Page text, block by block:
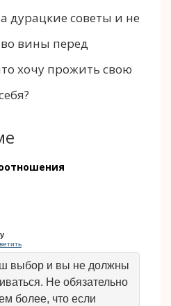
дурацкие советы и не
вины перед
хочу прожить свою
выбор и вы не должны
Не обязательно
более, что если